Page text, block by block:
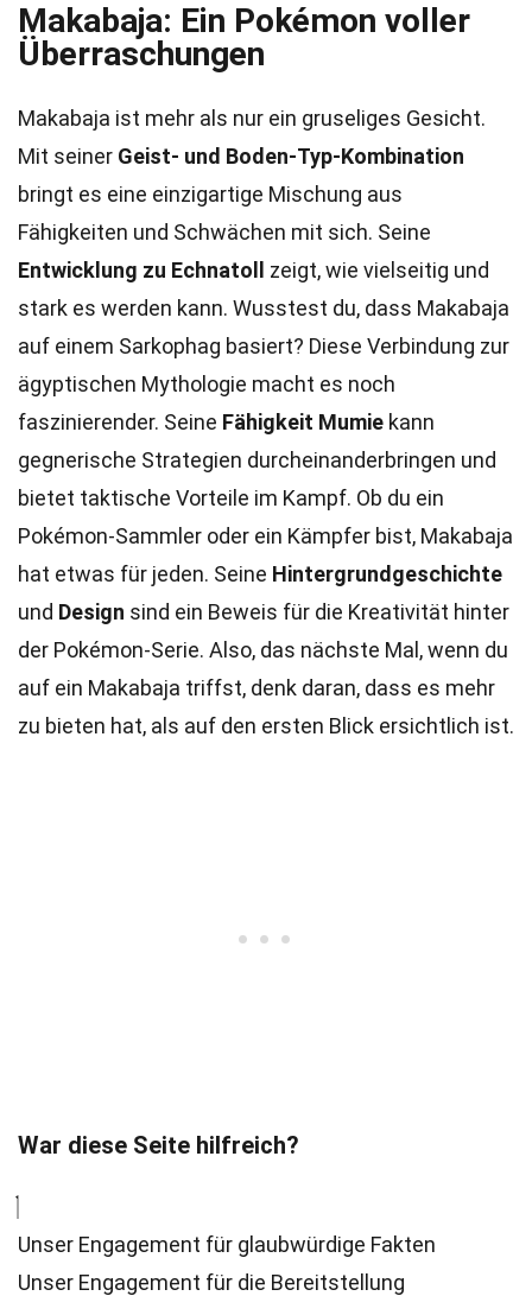
Makabaja: Ein Pokémon voller
Überraschungen
Makabaja ist mehr als nur ein gruseliges Gesicht.
Mit seiner Geist- und Boden-Typ-Kombination
bringt es eine einzigartige Mischung aus
Fähigkeiten und Schwächen mit sich. Seine
Entwicklung zu Echnatoll
zeigt, wie vielseitig und
stark es werden kann. Wusstest du, dass Makabaja
auf einem Sarkophag basiert? Diese Verbindung zur
ägyptischen Mythologie macht es noch
faszinierender. Seine Fähigkeit Mumie kann
gegnerische Strategien durcheinanderbringen und
bietet taktische Vorteile im Kampf. Ob du ein
Pokémon-Sammler oder ein Kämpfer bist, Makabaja
hat etwas für jeden. Seine Hintergrundgeschichte
und Design sind ein Beweis für die Kreativität hinter
der Pokémon-Serie. Also, das nächste Mal, wenn du
auf ein Makabaja triffst, denk daran, dass es mehr
zu bieten hat, als auf den ersten Blick ersichtlich ist.
War diese Seite hilfreich?
Unser Engagement für glaubwürdige Fakten
Unser Engagement für die Bereitstellung